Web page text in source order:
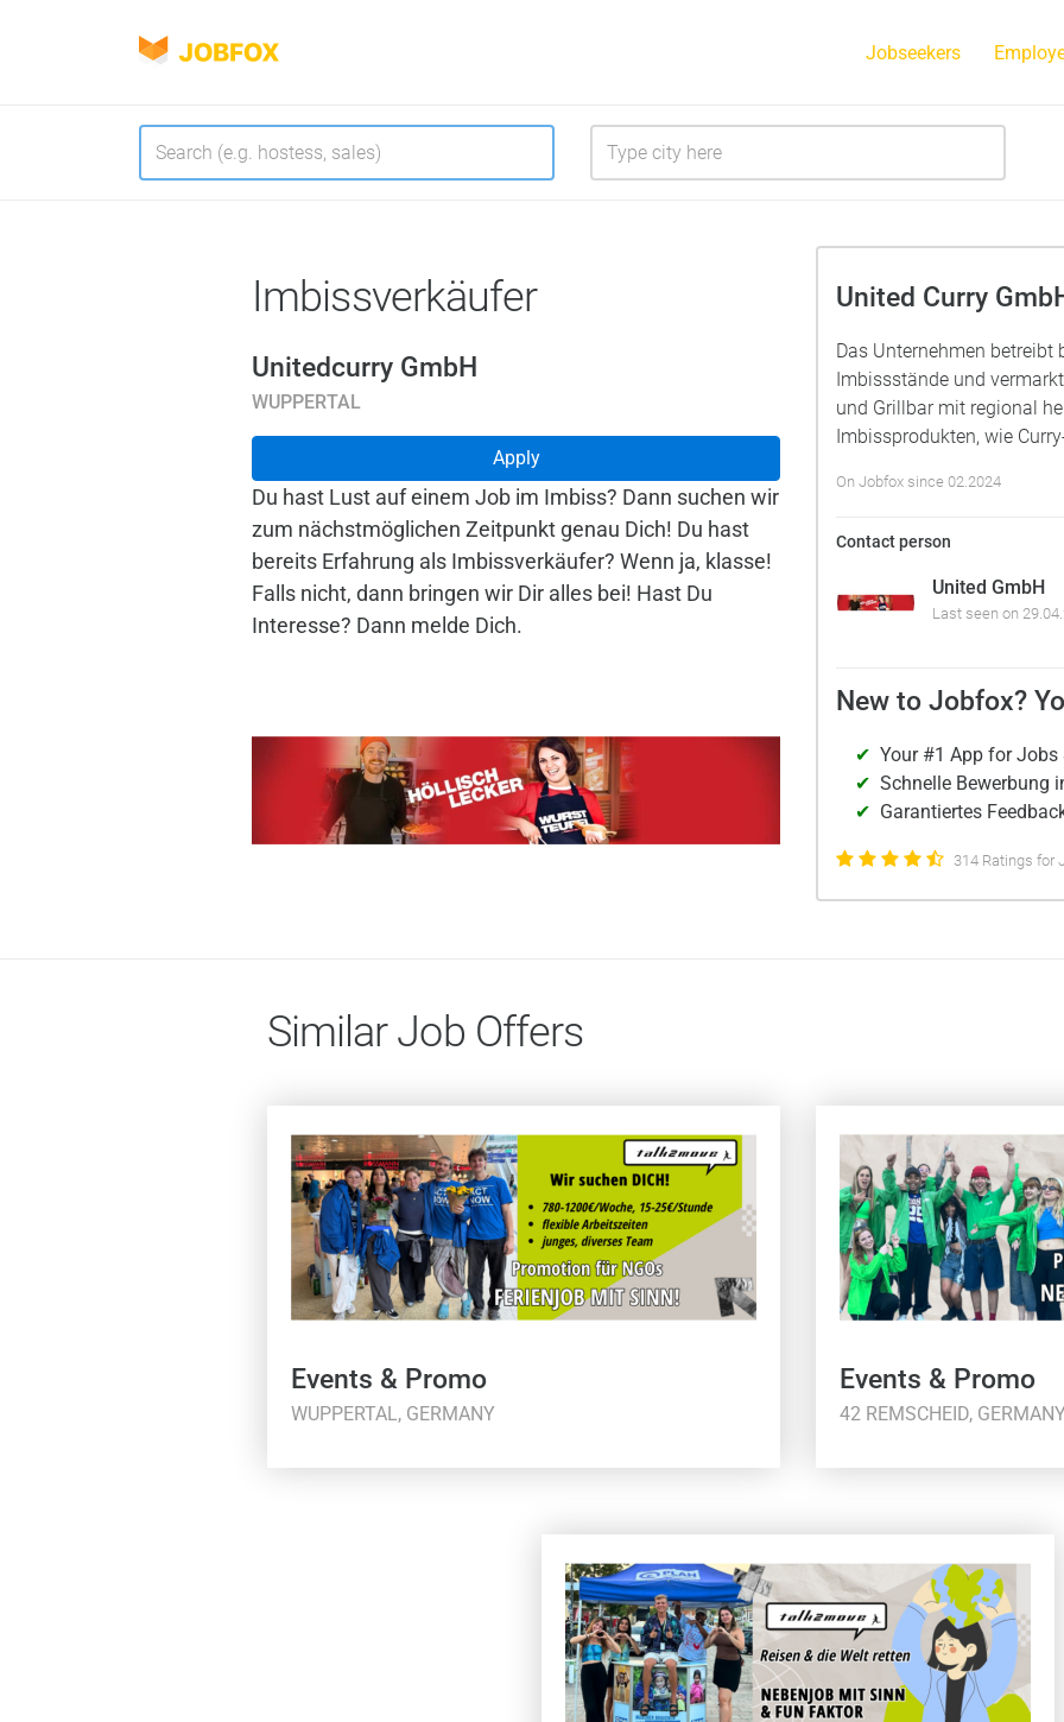
JOBFOX Navigate
Language Jobseekers
Imbissverkäufer
Unitedcurry GmbH
WUPPERTAL
Apply
Du hast Lust auf einem Job im Imbiss? Dann suchen wir
zum nächstmöglichen Zeitpunkt genau Dich! Du hast
bereits Erfahrung als Imbissverkäufer? Wenn ja, klasse!
Falls nicht, dann bringen wir Dir alles bei! Hast Du
Interesse? Dann melde Dich.
United Curry
Das Unternehmen betreibt
Imbissstände und
und Grillbar mit regional
Imbissprodukten, wie
On Jobfox since 02.2024
Contact person
United GmbH
Last seen on
New to Jobfox?
Your #1 App for Jobs
Schnelle Bewerbung
Garantiertes
314 Ratings for
Similar Job Offers
Events & Promo
WUPPERTAL, GERMANY
Events & Promo
42 REMSCHEID,